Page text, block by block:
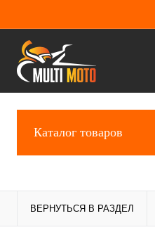
Каталог товаров
ВЕРНУТЬСЯ В РАЗДЕЛ